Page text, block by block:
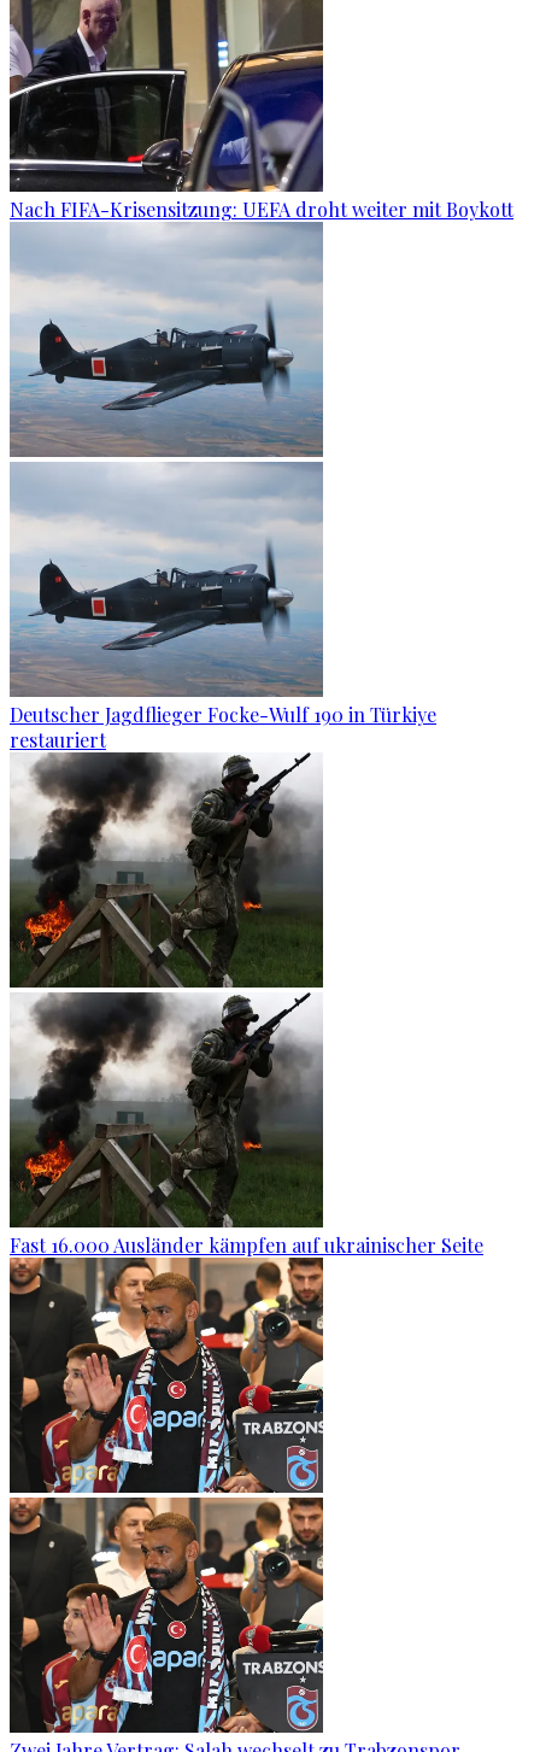
Nach FIFA-Krisensitzung: UEFA droht weiter mit Boykott
Deutscher Jagdflieger Focke-Wulf 190 in Türkiye
restauriert
Fast 16.000 Ausländer kämpfen auf ukrainischer Seite